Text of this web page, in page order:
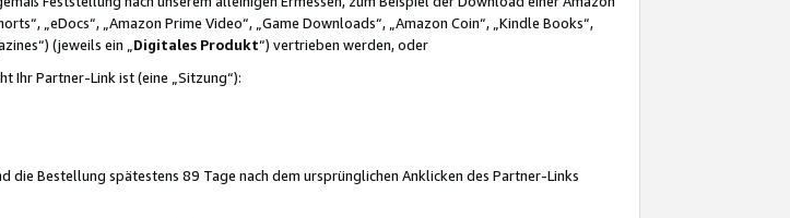
„eDocs“, „Amazon Prime Video“, „Game Downloads“, „Amazon Coin“, „Kindle Books“,
(jeweils ein „ Digitales Produkt“) vertrieben werden, oder
Ihr Partner-Link ist (eine „Sitzung“):
Bestellung spätestens 89 Tage nach dem ursprünglichen Anklicken des Partner-Links